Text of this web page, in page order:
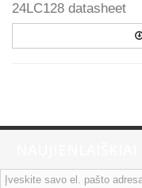
24LC128 datasheet